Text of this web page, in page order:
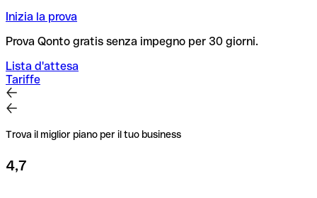
Inizia la prova
Prova Qonto gratis senza impegno per 30 giorni.
Lista d'attesa
Tariffe
Trova il miglior piano per il tuo business
4,7